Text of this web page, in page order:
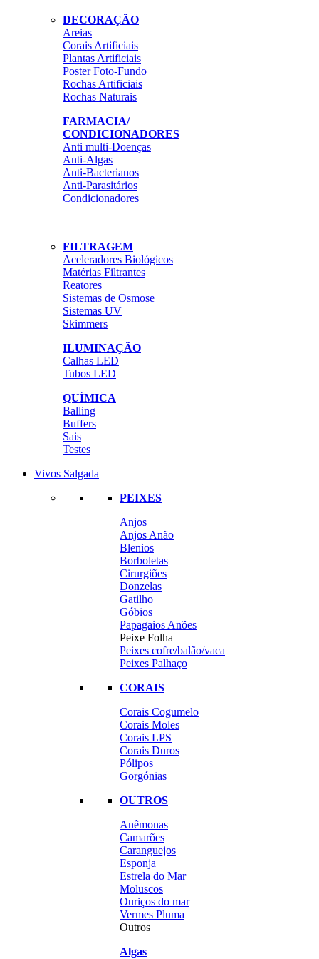
DECORAÇÃO
Areias
Corais Artificiais
Plantas Artificiais
Poster Foto-Fundo
Rochas Artificiais
Rochas Naturais
FARMACIA/
CONDICIONADORES
Anti multi-Doenças
Anti-Algas
Anti-Bacterianos
Anti-Parasitários
Condicionadores
FILTRAGEM
Aceleradores Biológicos
Matérias Filtrantes
Reatores
Sistemas de Osmose
Sistemas UV
Skimmers
ILUMINAÇÃO
Calhas LED
Tubos LED
QUÍMICA
Balling
Buffers
Sais
Testes
Vivos Salgada
PEIXES
Anjos
Anjos Anão
Blenios
Borboletas
Cirurgiões
Donzelas
Gatilho
Góbios
Papagaios Anões
Peixe Folha
Peixes cofre/balão/vaca
Peixes Palhaço
CORAIS
Corais Cogumelo
Corais Moles
Corais LPS
Corais Duros
Pólipos
Gorgónias
OUTROS
Anêmonas
Camarões
Caranguejos
Esponja
Estrela do Mar
Moluscos
Ouriços do mar
Vermes Pluma
Outros
Algas